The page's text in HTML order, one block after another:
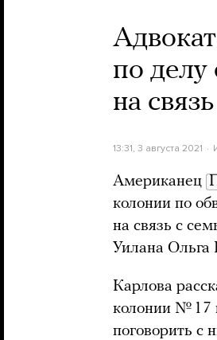
по
на связь
13:31, 3 августа 2021
Американец
колонии по
на связь с
Уилана Ольга
Карлова
колонии № 17
поговорить с